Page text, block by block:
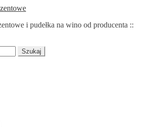
i pudełka na wino od producenta ::
Szukaj